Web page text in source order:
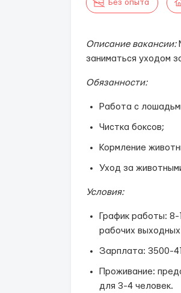
Без опыта
Описание вакансии:
заниматься уходом
Обязанности:
Работа с
Чистка боксов;
Кормление
Уход за
Условия:
График работы:
рабочих
Зарплата: 3500-
Проживание:
для 3-4 человек.